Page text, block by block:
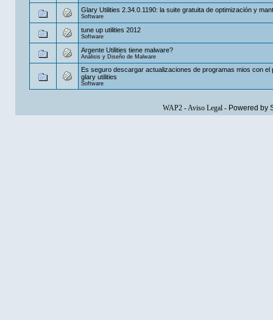
Glary Utilities 2.34.0.1190: la suite gratuita de optimización y
Software
tune up utilities 2012
Software
Argente Utilities tiene malware?
Análisis y Diseño de Malware
Es seguro descargar actualizaciones de programas mios con el
glary utilities
Software
WAP2-Aviso Legal- Powered by